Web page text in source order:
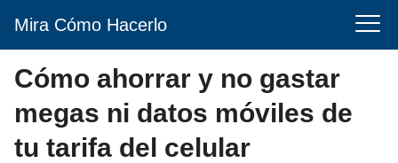
Mira Cómo Hacerlo
Cómo ahorrar y no gastar
megas ni datos móviles de
tu tarifa del celular